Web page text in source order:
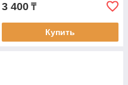
3 400 ₸
Купить